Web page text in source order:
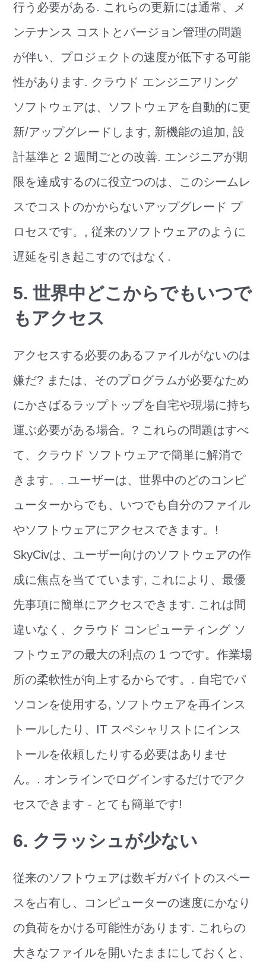
行う必要がある. これらの更新には通常、メ
ンテナンス コストとバージョン管理の問題
が伴い、プロジェクトの速度が低下する可能
性があります. クラウド エンジニアリング
ソフトウェアは、ソフトウェアを自動的に更
新/アップグレードします, 新機能の追加, 設
計基準と 2 週間ごとの改善. エンジニアが期
限を達成するのに役立つのは、このシームレ
スでコストのかからないアップグレード プ
ロセスです。, 従来のソフトウェアのように
遅延を引き起こすのではなく.
5. 世界中どこからでもいつで
もアクセス
アクセスする必要のあるファイルがないのは
嫌だ? または、そのプログラムが必要なため
にかさばるラップトップを自宅や現場に持ち
運ぶ必要がある場合。? これらの問題はすべ
て、クラウド ソフトウェアで簡単に解消で
きます。 . ユーザーは、世界中のどのコンピ
ューターからでも、いつでも自分のファイル
やソフトウェアにアクセスできます。!
SkyCivは、ユーザー向けのソフトウェアの作
成に焦点を当てています, これにより、最優
先事項に簡単にアクセスできます. これは間
違いなく、クラウド コンピューティング ソ
フトウェアの最大の利点の 1 つです。作業場
所の柔軟性が向上するからです。. 自宅でパ
ソコンを使用する, ソフトウェアを再インス
トールしたり、IT スペシャリストにインス
トールを依頼したりする必要はありませ
ん。. オンラインでログインするだけでアク
セスできます - とても簡単です!
6. クラッシュが少ない
従来のソフトウェアは数ギガバイトのスペー
スを占有し、コンピューターの速度にかなり
の負荷をかける可能性があります. これらの
大きなファイルを開いたままにしておくと、